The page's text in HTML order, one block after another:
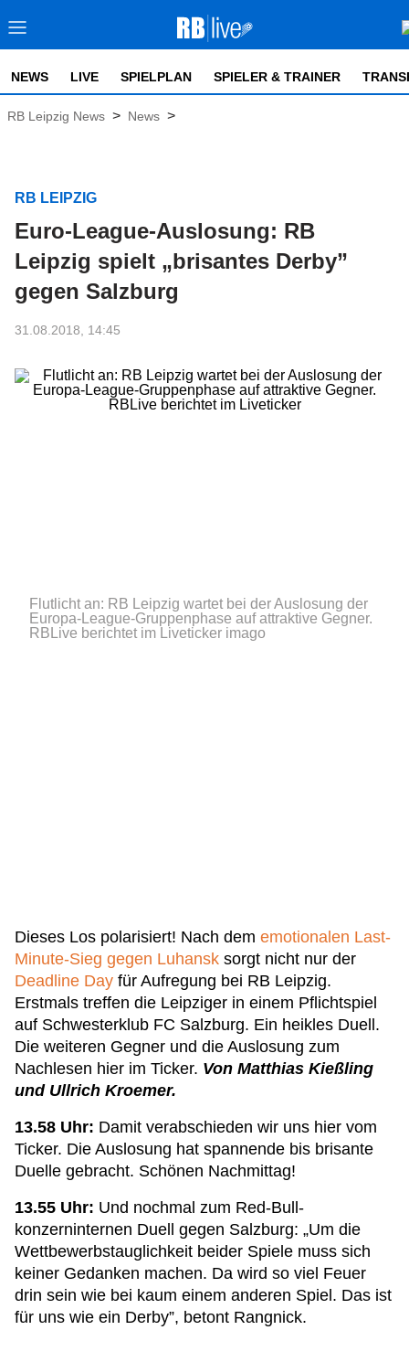
NEWS LIVE SPIELPLAN SPIELER & TRAINER
RB Leipzig News > News >
RB LEIPZIG
Euro-League-Auslosung: RB
Leipzig spielt „brisantes Derby”
gegen Salzburg
31.08.2018, 14:45
Flutlicht an: RB Leipzig wartet bei der Auslosung der
Europa-League-Gruppenphase auf attraktive Gegner.
RBLive berichtet im Liveticker imago
Dieses Los polarisiert! Nach dem emotionalen Last-
Minute-Sieg gegen Luhansk sorgt nicht nur der
Deadline Day für Aufregung bei RB Leipzig.
Erstmals treffen die Leipziger in einem Pflichtspiel
auf Schwesterklub FC Salzburg. Ein heikles Duell.
Die weiteren Gegner und die Auslosung zum
Nachlesen hier im Ticker. Von Matthias Kießling
und Ullrich Kroemer.
13.58 Uhr: Damit verabschieden wir uns hier vom
Ticker. Die Auslosung hat spannende bis brisante
Duelle gebracht. Schönen Nachmittag!
13.55 Uhr: Und nochmal zum Red-Bull-
konzerninternen Duell gegen Salzburg: „Um die
Wettbewerbstauglichkeit beider Spiele muss sich
keiner Gedanken machen. Da wird so viel Feuer
drin sein wie bei kaum einem anderen Spiel. Das ist
für uns wie ein Derby”, betont Rangnick.